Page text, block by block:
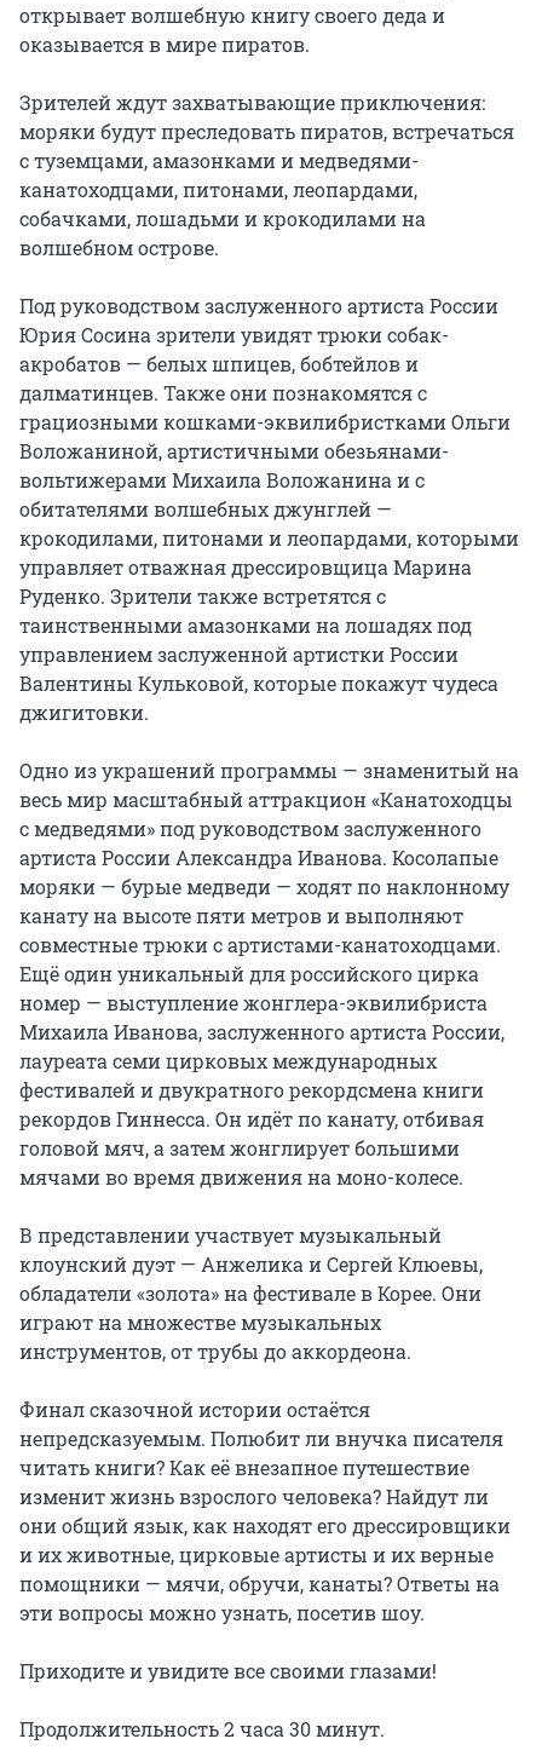
открывает волшебную книгу своего деда и
оказывается в мире пиратов.
Зрителей ждут захватывающие приключения:
моряки будут преследовать пиратов, встречаться
с туземцами, амазонками и медведями-
канатоходцами, питонами, леопардами,
собачками, лошадьми и крокодилами на
волшебном острове.
Под руководством заслуженного артиста России
Юрия Сосина зрители увидят трюки собак-
акробатов — белых шпицев, бобтейлов и
далматинцев. Также они познакомятся с
грациозными кошками-эквилибристками Ольги
Воложаниной, артистичными обезьянами-
вольтижерами Михаила Воложанина и с
обитателями волшебных джунглей —
крокодилами, питонами и леопардами, которыми
управляет отважная дрессировщица Марина
Руденко. Зрители также встретятся с
таинственными амазонками на лошадях под
управлением заслуженной артистки России
Валентины Кульковой, которые покажут чудеса
джигитовки.
Одно из украшений программы — знаменитый на
весь мир масштабный аттракцион «Канатоходцы
с медведями» под руководством заслуженного
артиста России Александра Иванова. Косолапые
моряки — бурые медведи — ходят по наклонному
канату на высоте пяти метров и выполняют
совместные трюки с артистами-канатоходцами.
Ещё один уникальный для российского цирка
номер — выступление жонглера-эквилибриста
Михаила Иванова, заслуженного артиста России,
лауреата семи цирковых международных
фестивалей и двукратного рекордсмена книги
рекордов Гиннесса. Он идёт по канату, отбивая
головой мяч, а затем жонглирует большими
мячами во время движения на моно-колесе.
В представлении участвует музыкальный
клоунский дуэт — Анжелика и Сергей Клюевы,
обладатели «золота» на фестивале в Корее. Они
играют на множестве музыкальных
инструментов, от трубы до аккордеона.
Финал сказочной истории остаётся
непредсказуемым. Полюбит ли внучка писателя
читать книги? Как её внезапное путешествие
изменит жизнь взрослого человека? Найдут ли
они общий язык, как находят его дрессировщики
и их животные, цирковые артисты и их верные
помощники — мячи, обручи, канаты? Ответы на
эти вопросы можно узнать, посетив шоу.
Приходите и увидите все своими глазами!
Продолжительность 2 часа 30 минут.